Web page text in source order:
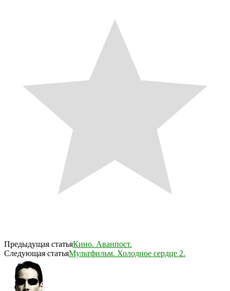
Предыдущая статьяКино. Аванпост.
Следующая статьяМультфильм. Холодное сердце 2.